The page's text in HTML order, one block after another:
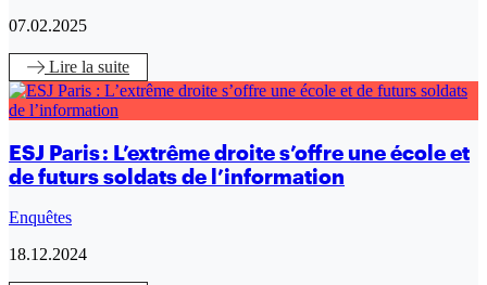
07.02.2025
Lire la suite
ESJ Paris : L’extrême droite s’offre une école et
de futurs soldats de l’information
Enquêtes
18.12.2024